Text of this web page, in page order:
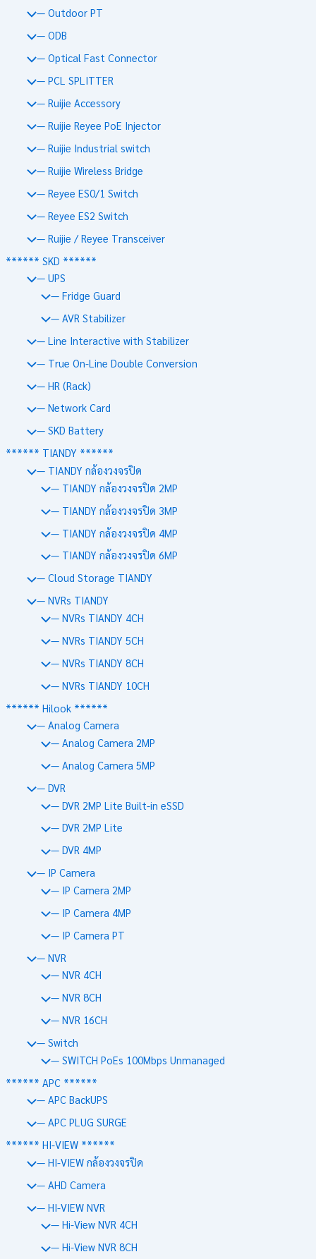
— Outdoor PT
— ODB
— Optical Fast Connector
— PCL SPLITTER
— Ruijie Accessory
— Ruijie Reyee PoE Injector
— Ruijie Industrial switch
— Ruijie Wireless Bridge
— Reyee ES0/1 Switch
— Reyee ES2 Switch
— Ruijie / Reyee Transceiver
****** SKD ******
— UPS
— Fridge Guard
— AVR Stabilizer
— Line Interactive with Stabilizer
— True On-Line Double Conversion
— HR (Rack)
— Network Card
— SKD Battery
****** TIANDY ******
— TIANDY กล้องวงจรปิด
— TIANDY กล้องวงจรปิด 2MP
— TIANDY กล้องวงจรปิด 3MP
— TIANDY กล้องวงจรปิด 4MP
— TIANDY กล้องวงจรปิด 6MP
— Cloud Storage TIANDY
— NVRs TIANDY
— NVRs TIANDY 4CH
— NVRs TIANDY 5CH
— NVRs TIANDY 8CH
— NVRs TIANDY 10CH
****** Hilook ******
— Analog Camera
— Analog Camera 2MP
— Analog Camera 5MP
— DVR
— DVR 2MP Lite Built-in eSSD
— DVR 2MP Lite
— DVR 4MP
— IP Camera
— IP Camera 2MP
— IP Camera 4MP
— IP Camera PT
— NVR
— NVR 4CH
— NVR 8CH
— NVR 16CH
— Switch
— SWITCH PoEs 100Mbps Unmanaged
****** APC ******
— APC BackUPS
— APC PLUG SURGE
****** HI-VIEW ******
— HI-VIEW กล้องวงจรปิด
— AHD Camera
— HI-VIEW NVR
— Hi-View NVR 4CH
— Hi-View NVR 8CH